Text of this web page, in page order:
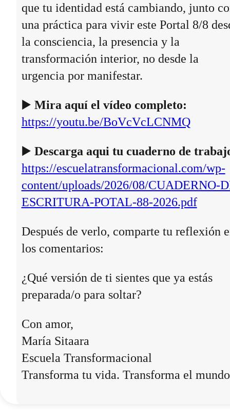
que tu identidad está cambiando, junto
una práctica para vivir este Portal 8/8
la consciencia, la presencia y la
transformación interior, no desde la
urgencia por manifestar.
▶️ Mira aquí el vídeo completo:
https://youtu.be/BoVcVcLCNMQ
▶️ Descarga aqui tu cuaderno de
https://escuelatransformacional.com/wp-
content/uploads/2026/08/CUADERNO-
ESCRITURA-POTAL-88-2026.pdf
Después de verlo, comparte tu reflexión
los comentarios:
¿Qué versión de ti sientes que ya estás
preparada/o para soltar?
Con amor,
María Sitaara
Escuela Transformacional
Transforma tu vida. Transforma el